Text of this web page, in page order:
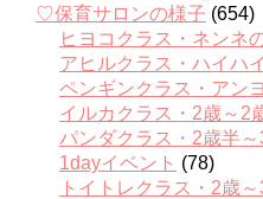
♡保育サロンの様子 (654)
ヒヨコクラス・ネンネ
アヒルクラス・ハイハ
ペンギンクラス・アン
イルカクラス・2歳～2
パンダクラス・2歳半
1dayイベント (78)
トイトレクラス・2歳